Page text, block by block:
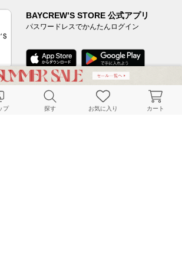
BAYCREW’S STORE 公式アプリ
パスワードレスでかんたんログイン
CUSTOMER SERVICE
プ 探す お気に入り カート